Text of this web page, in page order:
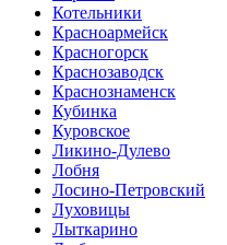
Котельники
Красноармейск
Красногорск
Краснозаводск
Краснознаменск
Кубинка
Куровское
Ликино-Дулево
Лобня
Лосино-Петровский
Луховицы
Лыткарино